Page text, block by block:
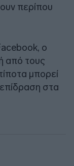
περίπου
ο
από τους
μπορεί
στα